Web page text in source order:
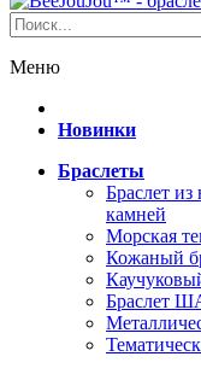
Меню
Новинки
Браслеты
Браслет из
камней
Морская
Кожаный
Браслет